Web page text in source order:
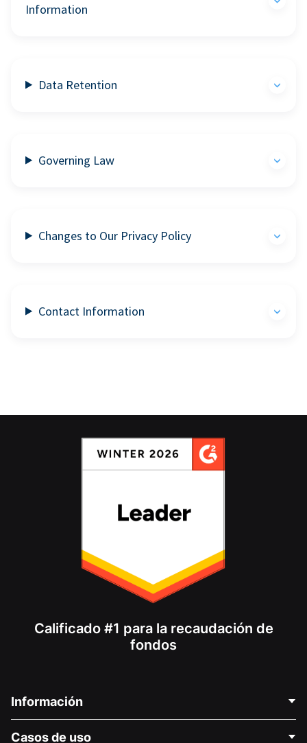
Information
Data Retention
Governing Law
Changes to Our Privacy Policy
Contact Information
Calificado #1 para la recaudación de
fondos
Información
Casos de uso